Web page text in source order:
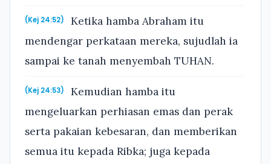
(Kej 24:52)
Ketika hamba Abraham itu
mendengar perkataan mereka, sujudlah ia
sampai ke tanah menyembah TUHAN.
(Kej 24:53)
Kemudian hamba itu
mengeluarkan perhiasan emas dan perak
serta pakaian kebesaran, dan memberikan
semua itu kepada Ribka; juga kepada